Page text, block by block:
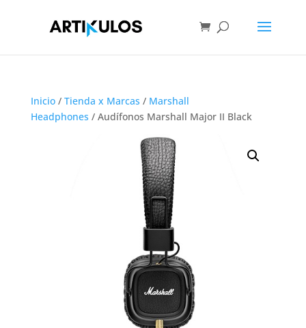
Inicio/ Tienda x Marcas / Marshall
Headphones / Audífonos Marshall Major II Black